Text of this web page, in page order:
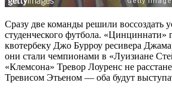
Сразу две команды решили воссоздать
студенческого футбола. «Цинциннати»
квотербеку Джо Бурроу ресивера
они стали чемпионами в «Луизиане
«Клемсона» Тревор Лоуренс не
Тревисом Этьеном — оба будут